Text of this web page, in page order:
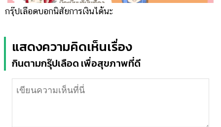
กรุ๊ปเลือดบอกนิสัยการเงินได้นะ
แสดงความคิดเห็นเรื่อง
กินตามกรุ๊ปเลือด เพื่อสุขภาพที่ดี